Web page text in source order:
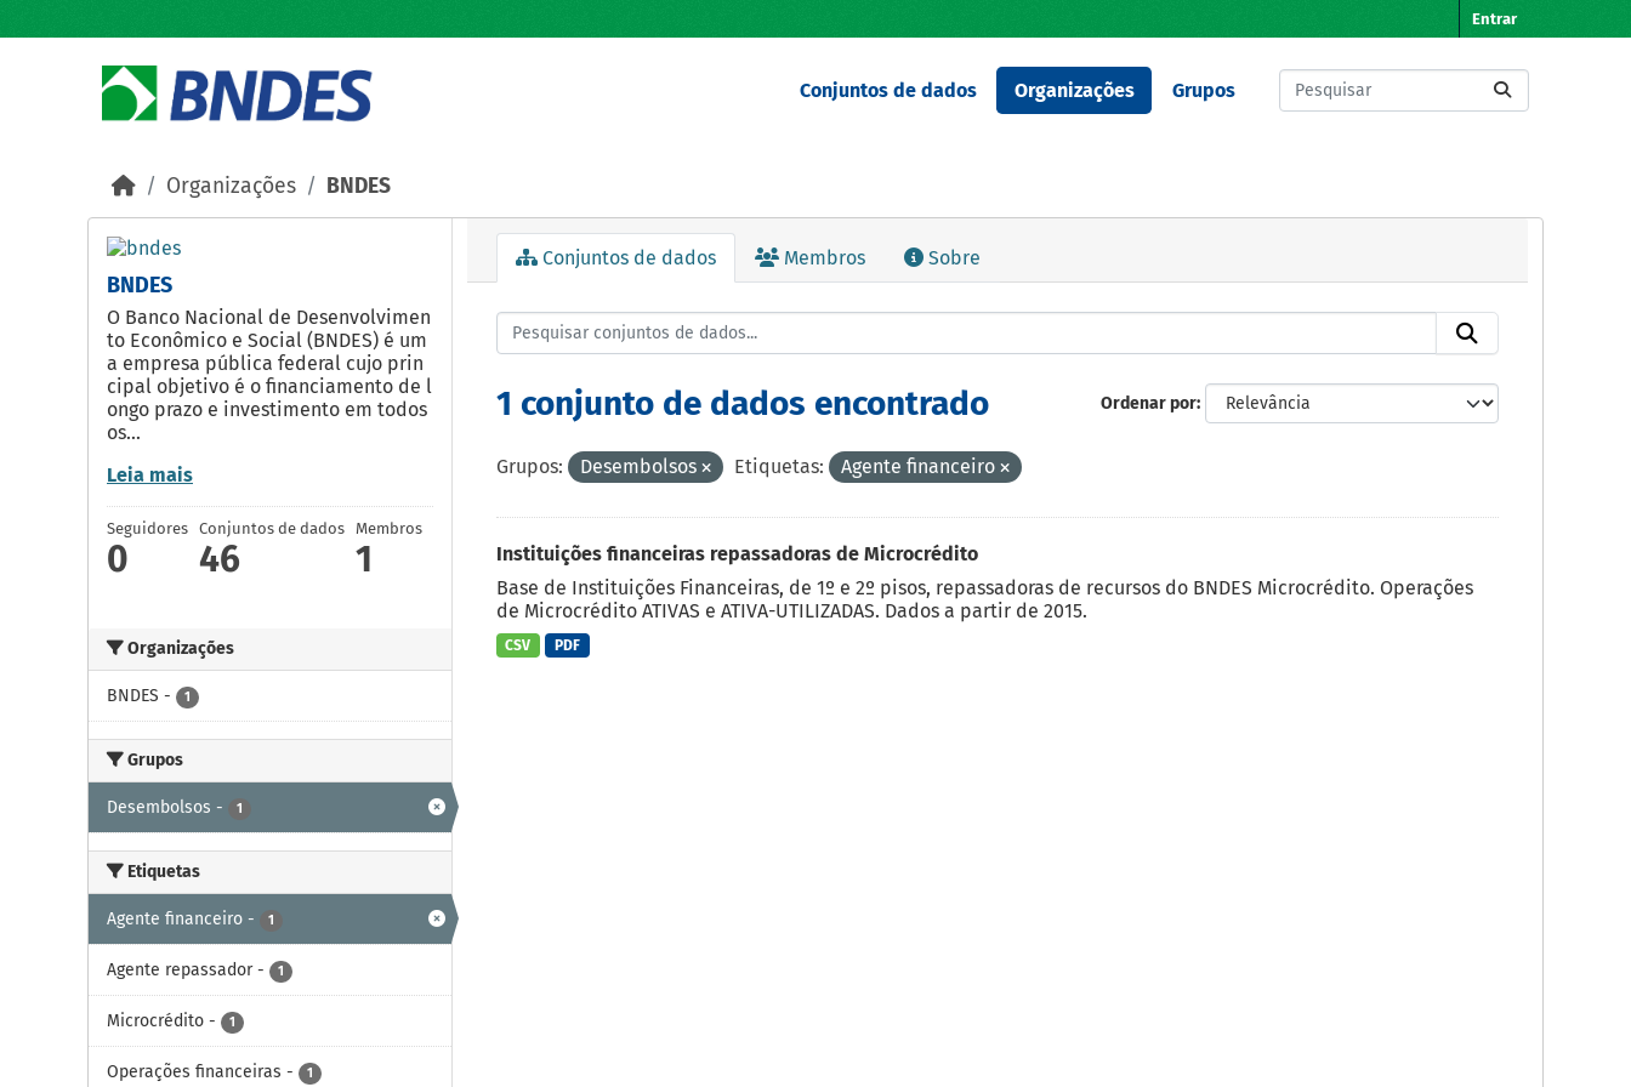
Entrar
Conjuntos de dados Organizações Grupos
Organizações BNDES
BNDES
O Banco Nacional de Desenvolvimen
to Econômico e Social (BNDES) é um
a empresa pública federal cujo prin
cipal objetivo é o financiamento de l
ongo prazo e investimento em todos
os...
Leia mais
Seguidores
0
Conjuntos de dados
46
Membros
1
Organizações
BNDES - 1
Grupos
Desembolsos - 1
Etiquetas
Agente financeiro - 1
Agente repassador - 1
Microcrédito - 1
Operações financeiras - 1
Conjuntos de dados Membros Sobre
Ordenar por
1 conjunto de dados encontrado
Grupos: Desembolsos Etiquetas: Agente financeiro
Instituições financeiras repassadoras de Microcrédito
Base de Instituições Financeiras, de 1º e 2º pisos, repassadoras de recursos do BNDES Microcrédito. Operações
de Microcrédito ATIVAS e ATIVA-UTILIZADAS. Dados a partir de 2015.
CSV PDF